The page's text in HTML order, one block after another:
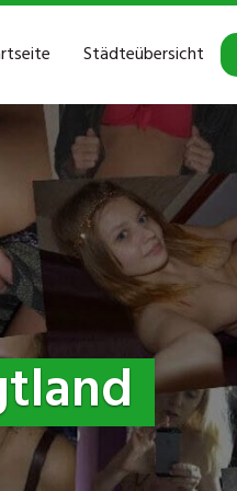
Städteübersicht